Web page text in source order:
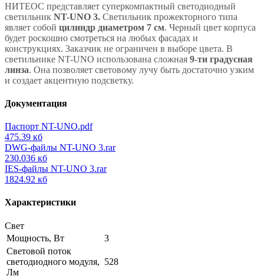
НИТЕОС представляет суперкомпактный светодиодный
светильник NT-UNO 3. Светильник прожекторного типа
являет собой цилиндр диаметром 7 см. Черный цвет корпуса
будет роскошно смотреться на любых фасадах и
конструкциях. Заказчик не ограничен в выборе цвета. В
светильнике NT-UNO использована сложная 9-ти градусная
линза. Она позволяет световому лучу быть достаточно узким
и создает акцентную подсветку.
Документация
Паспорт NT-UNO.pdf
475.39 кб
DWG-файлы NT-UNO 3.rar
230.036 кб
IES-файлы NT-UNO 3.rar
1824.92 кб
Характеристики
Свет
Мощность, Вт
3
Световой поток
светодиодного модуля,
Лм
528